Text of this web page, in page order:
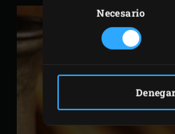
consentimiento
Necesario
Denegar